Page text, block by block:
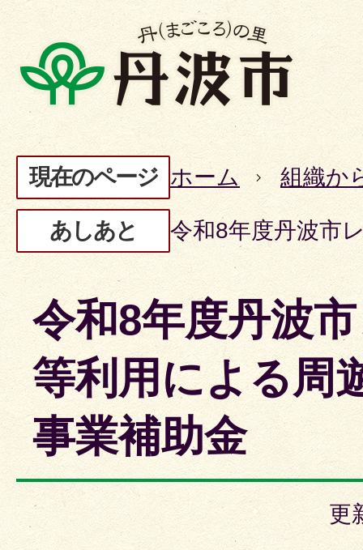
現在のページ ホーム 組織か
あしあと 令和8年度丹波市
令和8年度丹波
等利用による周
事業補助金
更